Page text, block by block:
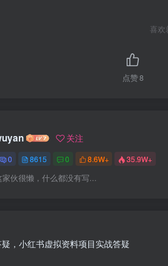
喜欢
点赞8
关注
0 8615 0 8.6W+ 35.9W+
家伙很懒，什么都没有写...
，小红书虚拟资料项目实战答疑